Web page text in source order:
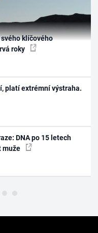
klíčového
roky
platí extrémní výstraha.
DNA po 15 letech
muže